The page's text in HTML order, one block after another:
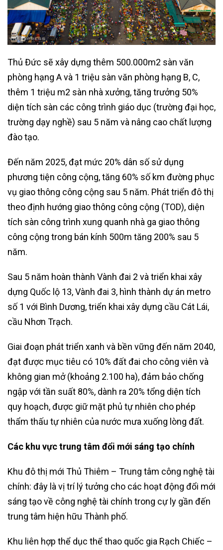
Thủ Đức sẽ xây dựng thêm 500.000m2 sàn văn
phòng hạng A và 1 triệu sàn văn phòng hạng B, C,
thêm 1 triệu m2 sàn nhà xưởng, tăng trưởng 50%
diện tích sàn các công trình giáo dục (trường đại học,
trường dạy nghề) sau 5 năm và nâng cao chất lượng
đào tạo.
Đến năm 2025, đạt mức 20% dân số sử dụng
phương tiện công cộng, tăng 60% số km đường phục
vụ giao thông công cộng sau 5 năm. Phát triển đô thị
theo định hướng giao thông công cộng (TOD), diện
tích sàn công trình xung quanh nhà ga giao thông
công cộng trong bán kính 500m tăng 200% sau 5
năm.
Sau 5 năm hoàn thành Vành đai 2 và triển khai xây
dựng Quốc lộ 13, Vành đai 3, hình thành dự án metro
số 1 với Bình Dương, triển khai xây dựng cầu Cát Lái,
cầu Nhơn Trạch.
Giai đoạn phát triển xanh và bền vững đến năm 2040,
đạt được mục tiêu có 10% đất đai cho công viên và
không gian mở (khoảng 2.100 ha), đảm bảo chống
ngập với tần suất 80%, dành ra 20% tổng diện tích
quy hoạch, được giữ mặt phủ tự nhiên cho phép
thẩm thấu tự nhiên của nước mưa xuống lòng đất.
Các khu vực trung tâm đổi mới sáng tạo chính
Khu đô thị mới Thủ Thiêm – Trung tâm công nghệ tài
chính: đây là vị trí lý tưởng cho các hoạt động đổi mới
sáng tạo về công nghệ tài chính trong cự ly gần đến
trung tâm hiện hữu Thành phố.
Khu liên hợp thể dục thể thao quốc gia Rạch Chiếc –